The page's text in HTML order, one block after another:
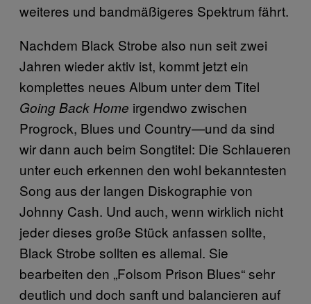
weiteres und bandmäßigeres Spektrum fährt.
Nachdem Black Strobe also nun seit zwei
Jahren wieder aktiv ist, kommt jetzt ein
komplettes neues Album unter dem Titel
Going Back Home irgendwo zwischen
Progrock, Blues und Country—und da sind
wir dann auch beim Songtitel: Die Schlaueren
unter euch erkennen den wohl bekanntesten
Song aus der langen Diskographie von
Johnny Cash. Und auch, wenn wirklich nicht
jeder dieses große Stück anfassen sollte,
Black Strobe sollten es allemal. Sie
bearbeiten den „Folsom Prison Blues“ sehr
deutlich und doch sanft und balancieren auf